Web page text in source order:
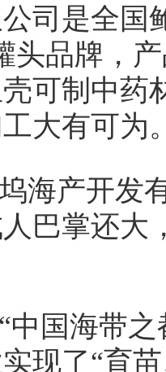
司是全
头品牌，
可制中药
大有可为
海产开发
巴掌还大
中国海带
现了“育